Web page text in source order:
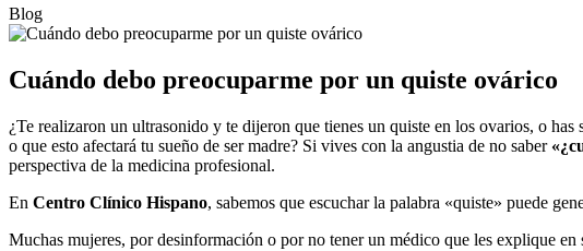
Blog
Cuándo debo preocuparme por un quiste ovárico
¿Te realizaron un ultrasonido y te dijeron que tienes un quiste en los ovarios, o
o que esto afectará tu sueño de ser madre? Si vives con la angustia de no saber
perspectiva de la medicina profesional.
En Centro Clínico Hispano, sabemos que escuchar la palabra «quiste» puede
Muchas mujeres, por desinformación o por no tener un médico que les explique